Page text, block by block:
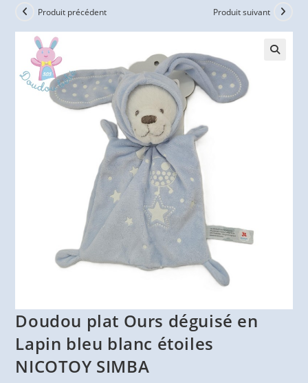
Produit précédent Produit suivant
Doudou plat Ours déguisé en
Lapin bleu blanc étoiles
NICOTOY SIMBA